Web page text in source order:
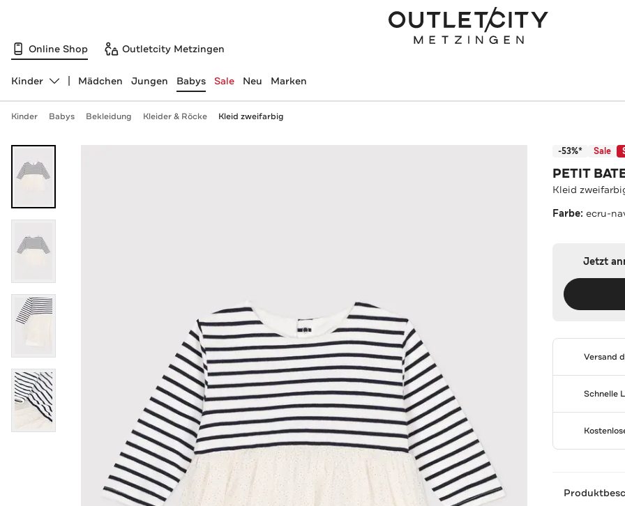
Online Shop Outletcity Metzingen
Abteilung ändern, ausgewählt:
Kinder Mädchen Jungen Babys Sale Neu Marken
Kinder Babys Bekleidung Kleider & Röcke Kleid zweifarbig
-53%* Sale
PETIT
Kleid
Farbe:ecru-
Jetzt
Versand
Schnelle